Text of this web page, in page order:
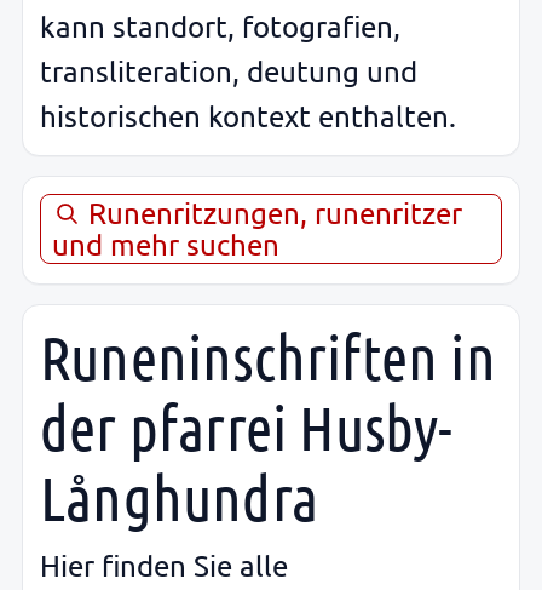
kann standort, fotografien,
transliteration, deutung und
historischen kontext enthalten.
Runenritzungen, runenritzer
und mehr suchen
Runeninschriften in
der pfarrei Husby-
Långhundra
Hier finden Sie alle